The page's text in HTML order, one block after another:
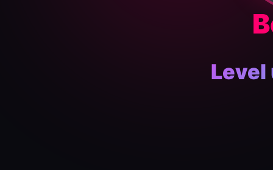
Level